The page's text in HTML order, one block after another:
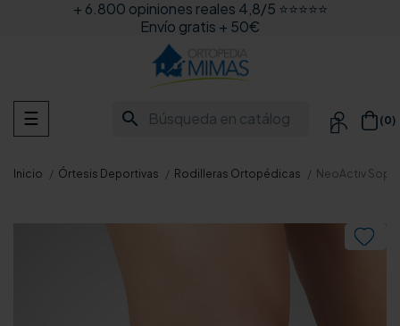
+ 6.800 opiniones reales 4,8/5 ⭐⭐⭐⭐⭐
Envío gratis + 50€
search  (0)
Navegación
de
☰
Inicio Órtesis Deportivas Rodilleras Ortopédicas NeoActiv
